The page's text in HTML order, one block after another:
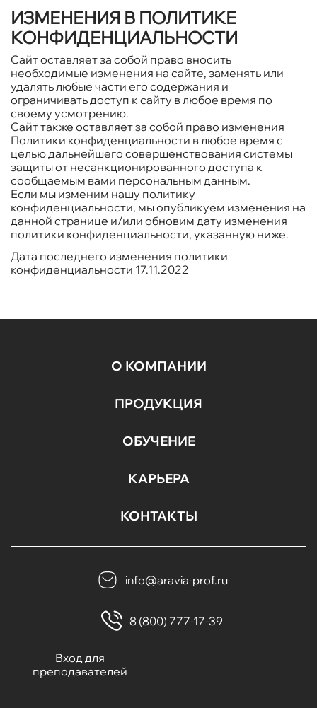
ИЗМЕНЕНИЯ В ПОЛИТИКЕ
КОНФИДЕНЦИАЛЬНОСТИ
Сайт оставляет за собой право вносить
необходимые изменения на сайте, заменять или
удалять любые части его содержания и
ограничивать доступ к сайту в любое время по
своему усмотрению.
Сайт также оставляет за собой право изменения
Политики конфиденциальности в любое время с
целью дальнейшего совершенствования системы
защиты от несанкционированного доступа к
сообщаемым вами персональным данным.
Если мы изменим нашу политику
конфиденциальности, мы опубликуем изменения на
данной странице и/или обновим дату изменения
политики конфиденциальности, указанную ниже.
Дата последнего изменения политики
конфиденциальности 17.11.2022
О КОМПАНИИ
ПРОДУКЦИЯ
ОБУЧЕНИЕ
КАРЬЕРА
КОНТАКТЫ
info@aravia-prof.ru
8 (800) 777-17-39
Вход для
преподавателей